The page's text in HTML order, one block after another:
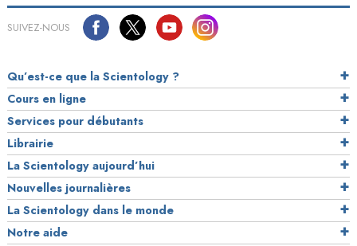
SUIVEZ-NOUS
Qu’est-ce que la Scientology ?
Cours en ligne
Services pour débutants
Librairie
La Scientology aujourd’hui
Nouvelles journalières
La Scientology dans le monde
Notre aide